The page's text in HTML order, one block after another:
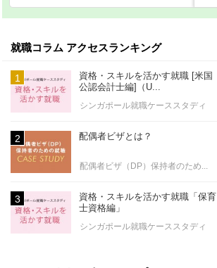
就職コラム アクセスランキング
資格・スキルを活かす就職 [米国
公認会計士編]（U...
シンガポール就職ケーススタディ
配偶者ビザとは？
配偶者ビザ（DP）保持者のため...
資格・スキルを活かす就職「保育
士資格編」
シンガポール就職ケーススタディ